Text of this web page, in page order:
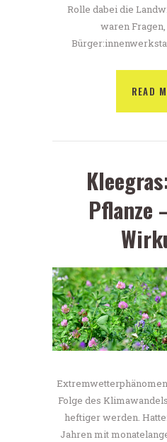
Rolle dabei die
waren
READ
Pflanze
Folge des
heftiger werden.
Jahren mit